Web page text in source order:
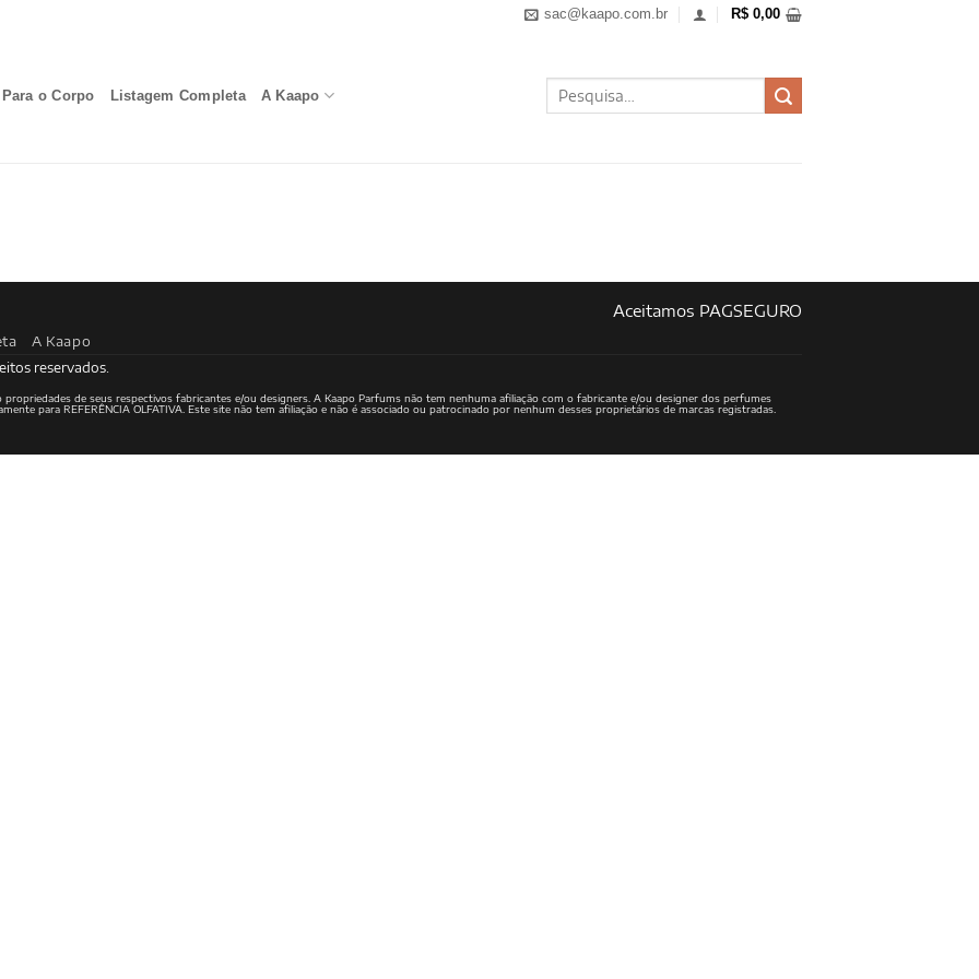
sac@kaapo.com.br R$ 0,00
Para o Corpo Listagem Completa A Kaapo
Pesquisar
por:
Aceitamos PAGSEGURO
A Kaapo
reservados.
propriedades de seus respectivos fabricantes e/ou designers. A Kaapo Parfums não tem nenhuma afiliação com o fabricante e/ou designer dos perfumes
para REFERÊNCIA OLFATIVA. Este site não tem afiliação e não é associado ou patrocinado por nenhum desses proprietários de marcas registradas.